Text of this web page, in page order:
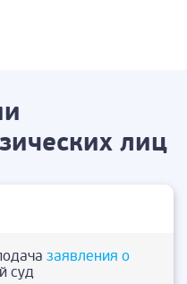
лиц
заявления о
суд